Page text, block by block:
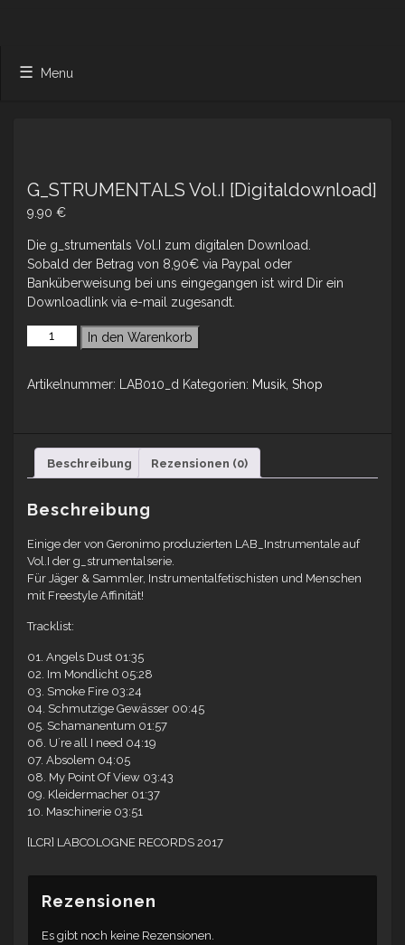
Menu
G_STRUMENTALS Vol.I [Digitaldownload]
9.90 €
Die g_strumentals Vol.I zum digitalen Download.
Sobald der Betrag von 8,90€ via Paypal oder
Banküberweisung bei uns eingegangen ist wird Dir ein
Downloadlink via e-mail zugesandt.
In den Warenkorb
Artikelnummer: LAB010_d Kategorien: Musik Shop
Beschreibung Rezensionen (0)
Beschreibung
Einige der von Geronimo produzierten LAB_Instrumentale auf
Vol.I der g_strumentalserie.
Für Jäger & Sammler, Instrumentalfetischisten und Menschen
mit Freestyle Affinität!
Tracklist:
01. Angels Dust 01:35
02. Im Mondlicht 05:28
03. Smoke Fire 03:24
04. Schmutzige Gewässer 00:45
05. Schamanentum 01:57
06. U´re all I need 04:19
07. Absolem 04:05
08. My Point Of View 03:43
09. Kleidermacher 01:37
10. Maschinerie 03:51
[LCR] LABCOLOGNE RECORDS 2017
Rezensionen
Es gibt noch keine Rezensionen.